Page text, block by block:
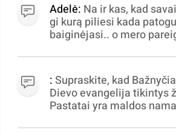
Adelė: Na ir kas, kad
gi kurą piliesi kada
baiginėjasi.. o mero
apibrėžiamos.. nežinau,
bereikalingas oro
ieškokit kur milijonus
dujininkai, elektros
stadionų statytojai Vilnuje
:Supraskite, kad
Dievo evangelija tikintys
Pastatai yra maldos